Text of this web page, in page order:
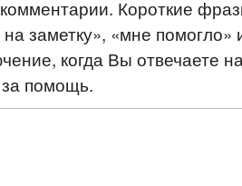
Короткие
заметку», «мне помогло»
когда Вы отвечаете
помощь.